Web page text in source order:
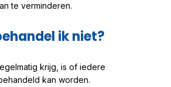
te verminderen.
ik niet?
krijg, is of iedere
kan worden.